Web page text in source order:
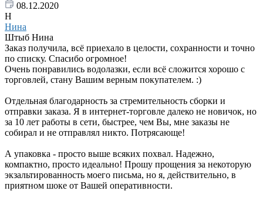
08.12.2020
Н
Нина
Штыб Нина
Заказ получила, всё приехало в целости, сохранности и точно
по списку. Спасибо огромное!
Очень понравились водолазки, если всё сложится хорошо с
торговлей, стану Вашим верным покупателем. :)
Отдельная благодарность за стремительность сборки и
отправки заказа. Я в интернет-торговле далеко не новичок, но
за 10 лет работы в сети, быстрее, чем Вы, мне заказы не
собирал и не отправлял никто. Потрясающе!
А упаковка - просто выше всяких похвал. Надежно,
компактно, просто идеально! Прошу прощения за некоторую
экзальтированность моего письма, но я, действительно, в
приятном шоке от Вашей оперативности.